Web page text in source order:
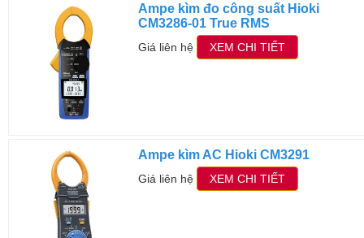
Ampe kìm đo công suất Hioki
CM3286-01 True RMS
Giá liên hệ XEM CHI TIẾT
Ampe kìm AC Hioki CM3291
Giá liên hệ XEM CHI TIẾT